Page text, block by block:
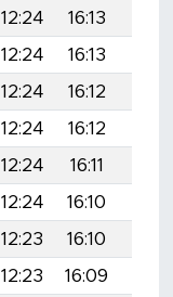
12:24 16:13
12:24 16:13
12:24 16:12
12:24 16:12
12:24 16:11
12:24 16:10
12:23 16:10
12:23 16:09